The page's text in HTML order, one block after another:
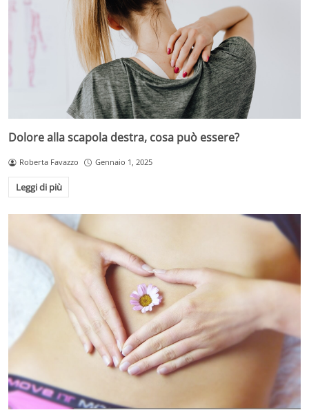
Dolore alla scapola destra, cosa può essere?
Roberta Favazzo Gennaio 1, 2025
Leggi di più